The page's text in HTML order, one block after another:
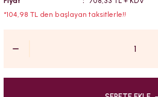
*104,98 TL den başlayan taksitlerle!!